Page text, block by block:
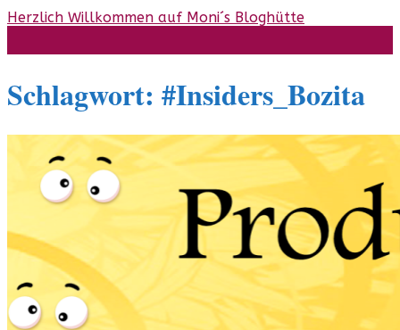
Skip
content
Herzlich Willkommen auf Moni´s Bloghütte
Schlagwort: #Insiders_Bozita